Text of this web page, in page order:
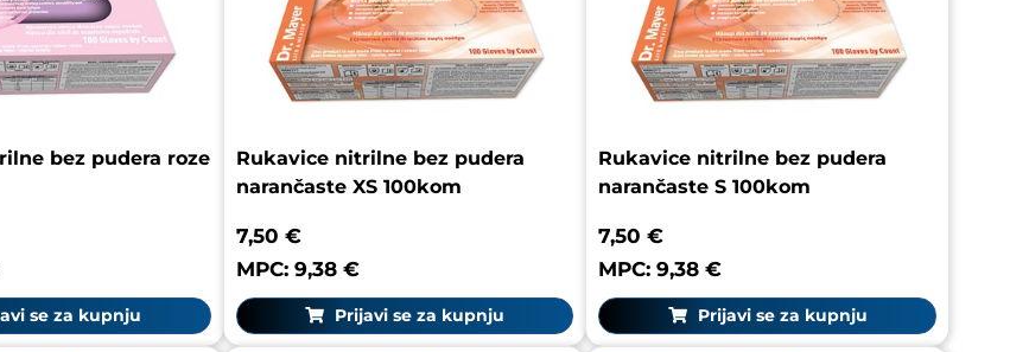
bez pudera roze
se za kupnju
Rukavice nitrilne bez pudera
narančaste XS 100kom
7,50 €
MPC: 9,38 €
Prijavi se za kupnju
Rukavice nitrilne bez pudera
narančaste S 100kom
7,50 €
MPC: 9,38 €
Prijavi se za kupnju